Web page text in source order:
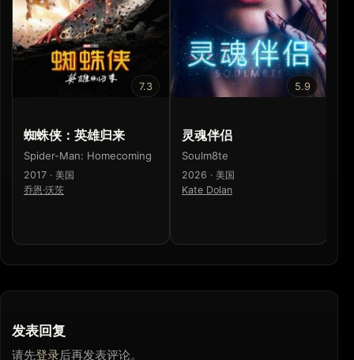
7.3
蜘蛛侠：英雄归来
Spider-Man: Homecoming
2017 · 美国
乔恩·沃茨
5.9
灵魂伴侣
Soulm8te
2026 · 美国
Kate Dolan
发表回复
请先登录后再发表评论。